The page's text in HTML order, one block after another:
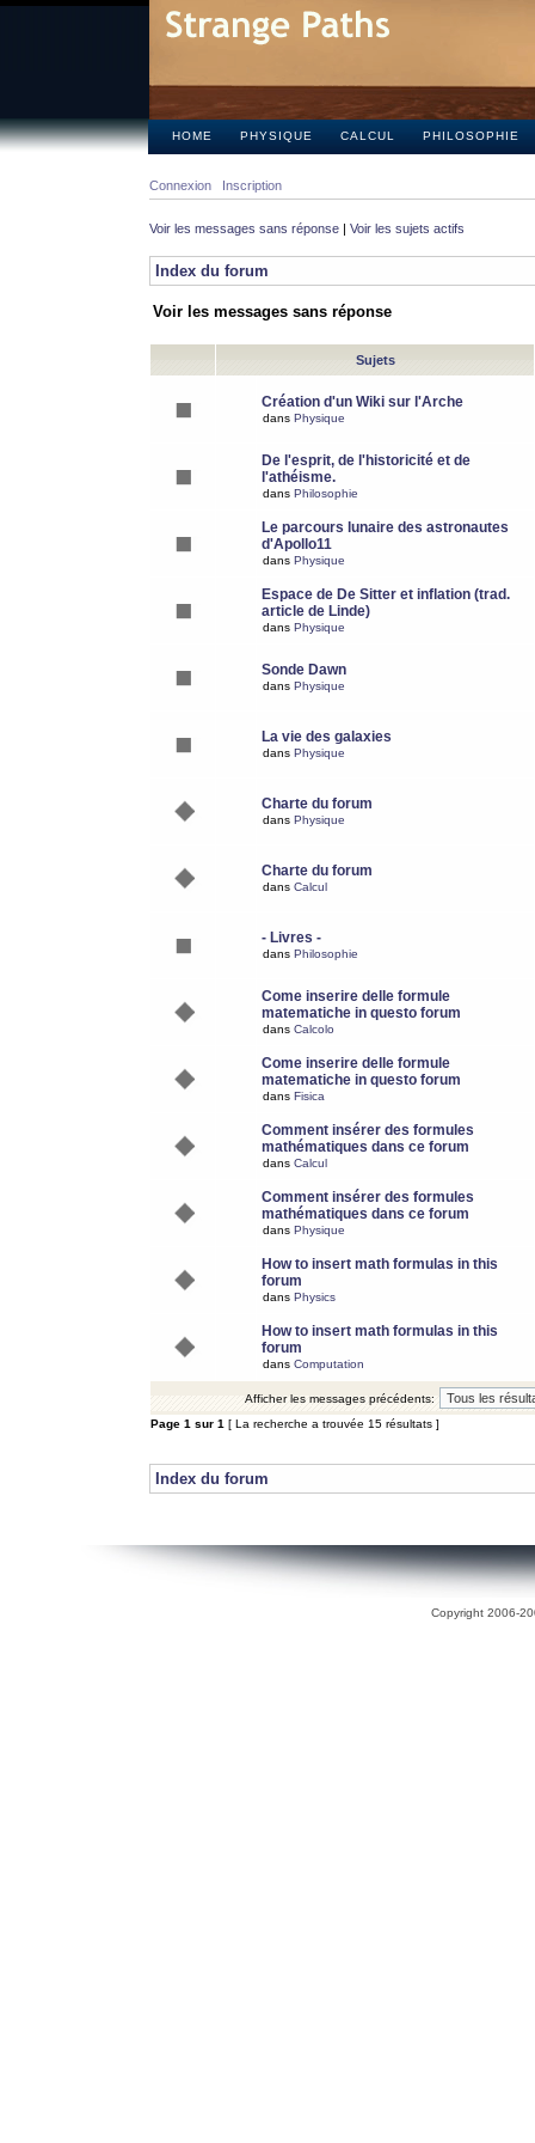
HOME PHYSIQUE CALCUL PHILOSOPHIE
Connexion Inscription
Voir les messages sans réponse | Voir les sujets actifs
Index du forum
Voir les messages sans réponse
Sujets
Création d'un Wiki sur l'Arche
dans Physique
De l'esprit, de l'historicité et de
l'athéisme.
dans Philosophie
Le parcours lunaire des astronautes
d'Apollo11
dans Physique
Espace de De Sitter et inflation (trad.
article de Linde)
dans Physique
Sonde Dawn
dans Physique
La vie des galaxies
dans Physique
Charte du forum
dans Physique
Charte du forum
dans Calcul
- Livres -
dans Philosophie
Come inserire delle formule
matematiche in questo forum
dans Calcolo
Come inserire delle formule
matematiche in questo forum
dans Fisica
Comment insérer des formules
mathématiques dans ce forum
dans Calcul
Comment insérer des formules
mathématiques dans ce forum
dans Physique
How to insert math formulas in this
forum
dans Physics
How to insert math formulas in this
forum
dans Computation
Afficher les messages précédents:
Page 1 sur 1 [ La recherche a trouvée 15 résultats ]
Index du forum
Copyright 2006-